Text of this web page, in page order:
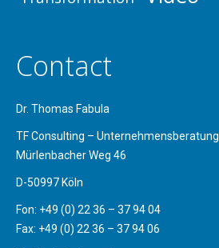
Contact
Dr. Thomas Fabula
TF Consulting – Unternehmensberatung
Mürlenbacher Weg 46
D-50997 Köln
Fon: +49 (0) 22 36 – 37 94 04
Fax: +49 (0) 22 36 – 37 94 06